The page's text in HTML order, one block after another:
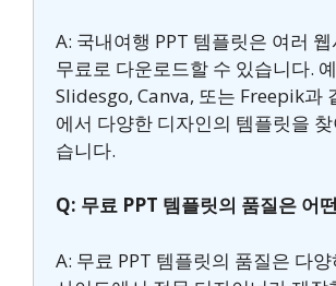
A: 국내여행 PPT 템플릿은 여러
무료로 다운로드할 수 있습니다.
Slidesgo, Canva, 또는 Freepik과
에서 다양한 디자인의 템플릿을
습니다.
Q: 무료 PPT 템플릿의 품질은 어
A: 무료 PPT 템플릿의 품질은 다